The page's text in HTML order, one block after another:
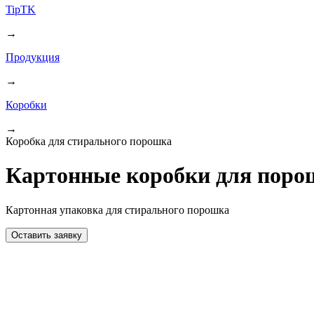
TipTK
→
Продукция
→
Коробки
→
Коробка для стирального порошка
Картонные коробки для
Картонная упаковка для стирального порошка
Оставить заявку